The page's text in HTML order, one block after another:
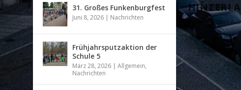
Deine E-Mail-
31. Großes Funkenburgfest
Juni 8, 2026 | Nachrichten
Frühjahrsputzaktion der
Schule 5
März 28, 2026 |Allgemein,
Nachrichten